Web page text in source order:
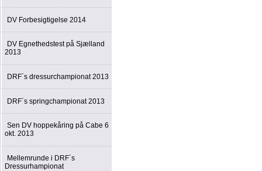
DV Forbesigtigelse 2014
DV Egnethedstest på Sjælland
2013
DRF´s dressurchampionat 2013
DRF´s springchampionat 2013
Sen DV hoppekåring på Cabe 6
okt. 2013
Mellemrunde i DRF´s
Dressurhampionat